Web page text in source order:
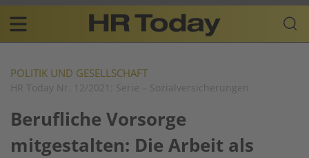
Skip
content
Plattform
für
Resources
navigation
DE
POLITIK UND GESELLSCHAFT
HR Today Nr. 12/2021: Serie – Sozialversicherungen
Berufliche Vorsorge
mitgestalten: Die Arbeit als